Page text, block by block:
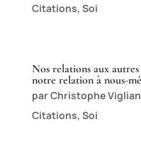
Citations, Soi
Nos relations aux
notre relation à nous-
parChristophe
Citations, Soi